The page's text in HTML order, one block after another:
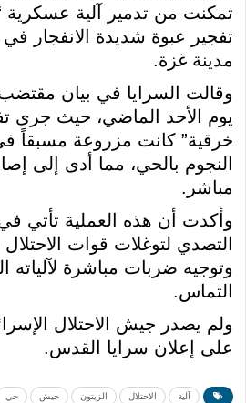
تمكنت من تدمير آلية عسكرية
تفجير عبوة شديدة الانفجار
مدينة غزة.
وقالت السرايا في بيان
يوم الأحد الماضي، حيث جرى
خرقية” كانت مزروعة مسبقاً
النجوم بالحي، مما أدى إلى
مباشر.
وأكدت أن هذه العملية تأتي
التصدي لتوغلات قوات
وتوجيه ضربات مباشرة
التماس.
ولم يصدر جيش الاحتلال
على إعلان سرايا القدس.
آلية الاحتلال الزيتون جيش حي